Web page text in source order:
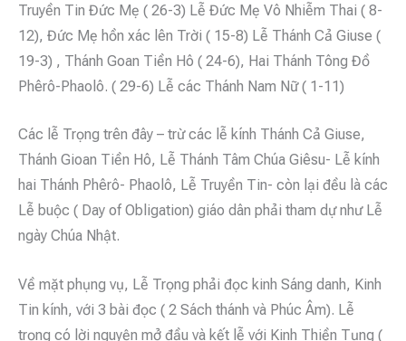
Truyền Tin Đức Mẹ ( 26-3) Lễ Đức Mẹ Vô Nhiễm Thai ( 8-
12), Đức Mẹ hồn xác lên Trời ( 15-8) Lễ Thánh Cả Giuse (
19-3) , Thánh Goan Tiền Hô ( 24-6), Hai Thánh Tông Đồ
Phêrô-Phaolô. ( 29-6) Lễ các Thánh Nam Nữ ( 1-11)
Các lễ Trọng trên đây – trừ các lễ kính Thánh Cả Giuse,
Thánh Gioan Tiền Hô, Lễ Thánh Tâm Chúa Giêsu- Lễ kính
hai Thánh Phêrô- Phaolô, Lễ Truyền Tin- còn lại đều là các
Lễ buộc ( Day of Obligation) giáo dân phải tham dự như Lễ
ngày Chúa Nhật.
Về mặt phụng vụ, Lễ Trọng phải đọc kinh Sáng danh, Kinh
Tin kính, với 3 bài đọc ( 2 Sách thánh và Phúc Âm). Lễ
trọng có lời nguyện mở đầu và kết lễ với Kinh Thiền Tụng (